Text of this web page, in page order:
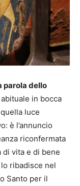
parola dello
in bocca
luce
è l’annuncio
riconfermata
di vita e di bene
ribadisce nel
Santo per il